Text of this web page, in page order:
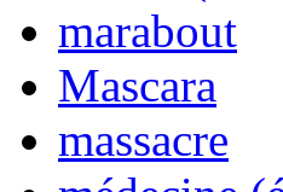
marabout
Mascara
massacre